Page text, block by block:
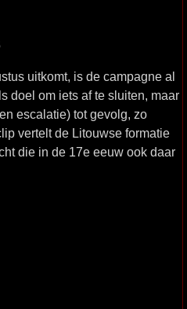
uitkomt, is de campagne al
doel om iets af te sluiten, maar
escalatie) tot gevolg, zo
vertelt de Litouwse formatie
die in de 17e eeuw ook daar